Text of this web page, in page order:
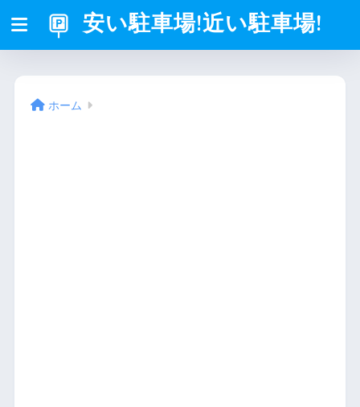
安い駐車場!近い駐車場!
ホーム